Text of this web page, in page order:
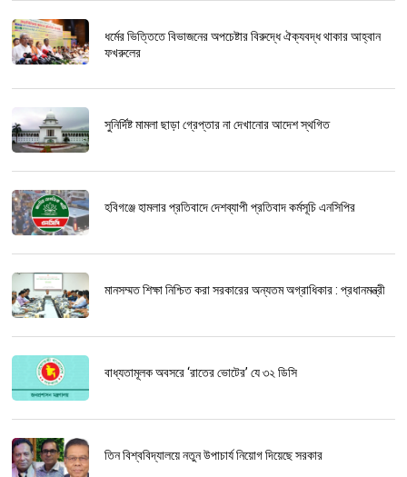
ধর্মের ভিত্তিতে বিভাজনের অপচেষ্টার বিরুদ্ধে ঐক্যবদ্ধ থাকার আহ্বান
ফখরুলের
সুনির্দিষ্ট মামলা ছাড়া গ্রেপ্তার না দেখানোর আদেশ স্থগিত
হবিগঞ্জে হামলার প্রতিবাদে দেশব্যাপী প্রতিবাদ কর্মসূচি এনসিপির
মানসম্মত শিক্ষা নিশ্চিত করা সরকারের অন্যতম অগ্রাধিকার : প্রধানমন্ত্রী
বাধ্যতামূলক অবসরে ‘রাতের ভোটের’ যে ৩২ ডিসি
তিন বিশ্ববিদ্যালয়ে নতুন উপাচার্য নিয়োগ দিয়েছে সরকার